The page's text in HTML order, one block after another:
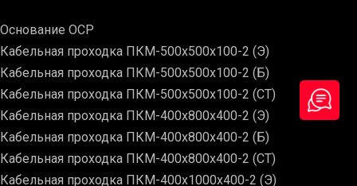
Основание ОСР
Кабельная проходка ПКМ-500х500х100-2 (Э)
Кабельная проходка ПКМ-500х500х100-2 (Б)
Кабельная проходка ПКМ-500х500х100-2 (СТ)
Кабельная проходка ПКМ-400х800х400-2 (Э)
Кабельная проходка ПКМ-400х800х400-2 (Б)
Кабельная проходка ПКМ-400х800х400-2 (СТ)
Кабельная проходка ПКМ-400х1000х400-2 (Э)